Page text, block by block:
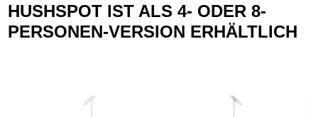
HUSHSPOT IST ALS 4- ODER 8-
PERSONEN-VERSION ERHÄLTLICH